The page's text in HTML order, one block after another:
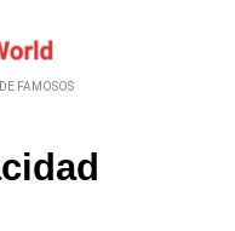
FAMOSOS